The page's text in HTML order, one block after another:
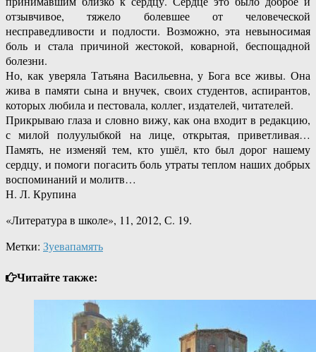
отзывчивое, тяжело болевшее от человеческой
несправедливости и подлости. Возможно, эта невыносимая
боль и стала причиной жестокой, коварной, беспощадной
болезни.
Но, как уверяла Татьяна Васильевна, у Бога все живы. Она
жива в памяти сына и внучек, своих студентов, аспирантов,
которых любила и пестовала, коллег, издателей, читателей.
Прикрываю глаза и словно вижу, как она входит в редакцию,
с милой полуулыбкой на лице, открытая, приветливая…
Память, не изменяй тем, кто ушёл, кто был дорог нашему
сердцу, и помоги погасить боль утраты теплом наших добрых
воспоминаний и молитв…
Н. Л. Крупина
«Литература в школе», 11, 2012, С. 19.
Метки: Зуевапамять
Читайте также: